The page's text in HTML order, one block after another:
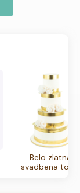
Belo zlatna
svadbena torta